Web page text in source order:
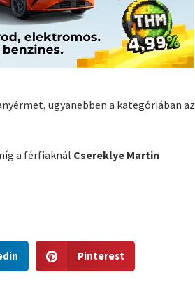
ugyanebben a kategóriában az
a férfiaknál Csereklye Martin
h
Pinterest